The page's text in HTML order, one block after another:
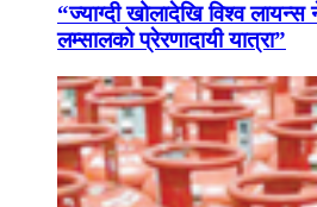
“ज्याग्दी खोलादेखि विश्व
लम्सालको प्रेरणादायी यात्रा”